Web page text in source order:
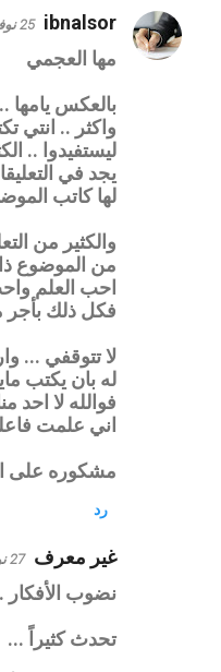
ibnalsor 25 نوفمبر 2012 في 1:12 م
مها العجمي
بالعكس يامها
واكثر .. انتي
ليستفيدوا ..
يجد في
لها كاتب
والكثير من
من الموضوع
احب العلم
فكل ذلك بأجر
لا تتوقفي ...
له بان يكتب
فوالله لا احد
اني علمت
مشكوره على
رد
غير معرف 27 نوفمبر 2012 في 2:06 ص
نضوب الأفكار
تحدث كثيراً ...